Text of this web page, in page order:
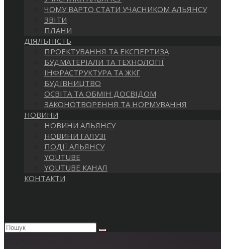
САЙТІ
ЧОМУ ВАРТО СТАТИ УЧАСНИКОМ АЛЬЯНСУ
ЗВІТИ
ПЛАНИ
ДІЯЛЬНІСТЬ
ПРОЕКТУВАННЯ ТА ЕКСПЕРТИЗА
БУДМАТЕРІАЛИ ТА ТЕХНОЛОГІЇ
ІНФРАСТРУКТУРА ТА ЖКГ
БУДІВНИЦТВО
ОСВІТА ТА ОБМІН ДОСВІДОМ
ЗАКОНОТВОРЕННЯ ТА НОРМУВАННЯ
НОВИНИ
НОВИНИ АЛЬЯНСУ
НОВИНИ ГАЛУЗІ
ПОДІЇ АЛЬЯНСУ
YOUTUBE
YOUTUBE КАНАЛ
КОНТАКТИ
Пошук